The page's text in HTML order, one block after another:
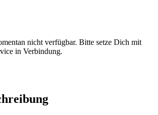
nicht verfügbar. Bitte setze Dich mit
in Verbindung.